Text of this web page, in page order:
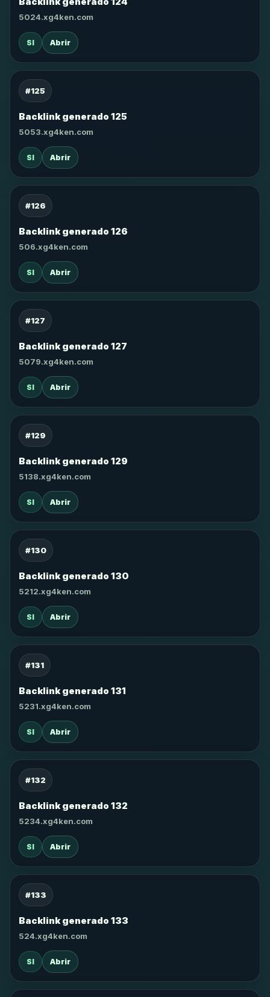
5024.xg4ken.com
SI Abrir
#125
Backlink generado 125
5053.xg4ken.com
SI Abrir
#126
Backlink generado 126
506.xg4ken.com
SI Abrir
#127
Backlink generado 127
5079.xg4ken.com
SI Abrir
#129
Backlink generado 129
5138.xg4ken.com
SI Abrir
#130
Backlink generado 130
5212.xg4ken.com
SI Abrir
#131
Backlink generado 131
5231.xg4ken.com
SI Abrir
#132
Backlink generado 132
5234.xg4ken.com
SI Abrir
#133
Backlink generado 133
524.xg4ken.com
SI Abrir